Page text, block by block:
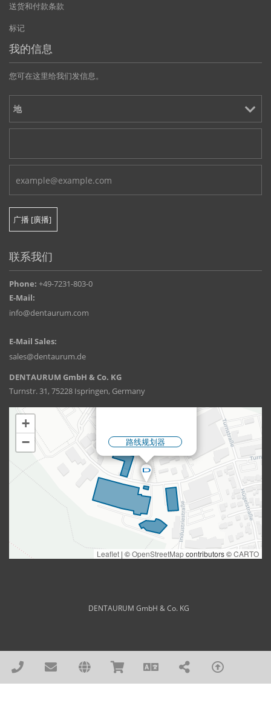
送货和付款条款
标记
我的信息
您可在这里给我们发信息。
联系我们
Phone: +49-7231-803-0
E-Mail:
info@dentaurum.com
E-Mail Sales:
sales@dentaurum.de
DENTAURUM GmbH & Co. KG
Turnstr. 31, 75228 Ispringen, Germany
DENTAURUM GmbH & Co. KG